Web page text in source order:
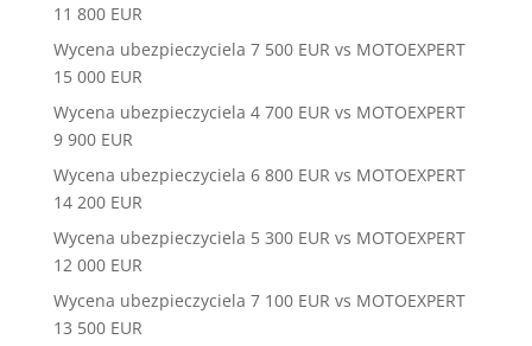
11 800 EUR
Wycena ubezpieczyciela 7 500 EUR vs MOTOEXPERT
15 000 EUR
Wycena ubezpieczyciela 4 700 EUR vs MOTOEXPERT
9 900 EUR
Wycena ubezpieczyciela 6 800 EUR vs MOTOEXPERT
14 200 EUR
Wycena ubezpieczyciela 5 300 EUR vs MOTOEXPERT
12 000 EUR
Wycena ubezpieczyciela 7 100 EUR vs MOTOEXPERT
13 500 EUR